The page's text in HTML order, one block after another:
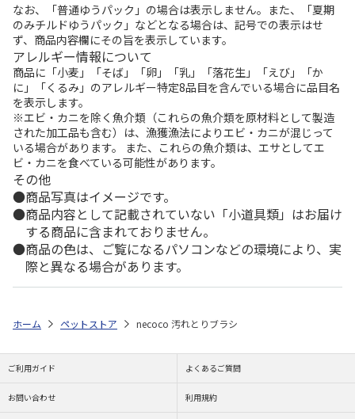
なお、「普通ゆうパック」の場合は表示しません。また、「夏期
のみチルドゆうパック」などとなる場合は、記号での表示はせ
ず、商品内容欄にその旨を表示しています。
アレルギー情報について
商品に「小麦」「そば」「卵」「乳」「落花生」「えび」「か
に」「くるみ」のアレルギー特定8品目を含んでいる場合に品目名
を表示します。
※エビ・カニを除く魚介類（これらの魚介類を原材料として製造
された加工品も含む）は、漁獲漁法によりエビ・カニが混じって
いる場合があります。 また、これらの魚介類は、エサとしてエ
ビ・カニを食べている可能性があります。
その他
商品写真はイメージです。
商品内容として記載されていない「小道具類」はお届け
する商品に含まれておりません。
商品の色は、ご覧になるパソコンなどの環境により、実
際と異なる場合があります。
ホーム ペットストア necoco 汚れとりブラシ
ご利用ガイド よくあるご質問
お問い合わせ 利用規約